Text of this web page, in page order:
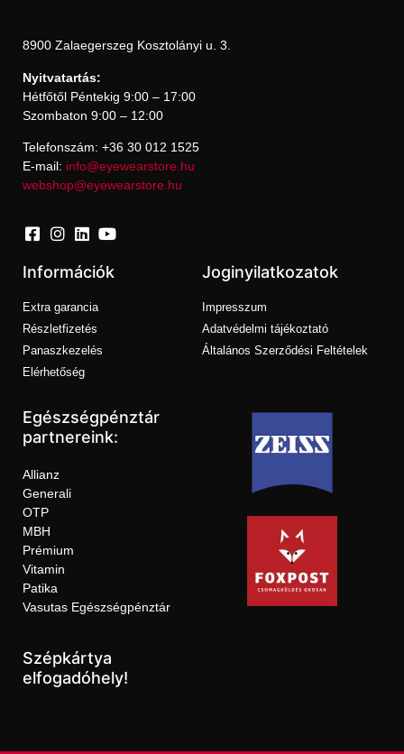
8900 Zalaegerszeg Kosztolányi u. 3.
Nyitvatartás:
Hétfőtől Péntekig 9:00 – 17:00
Szombaton 9:00 – 12:00
Telefonszám: +36 30 012 1525
E-mail: info@eyewearstore.hu
webshop@eyewearstore.hu
Információk
Extra garancia
Részletfizetés
Panaszkezelés
Elérhetőség
Joginyilatkozatok
Impresszum
Adatvédelmi tájékoztató
Általános Szerződési Feltételek
Egészségpénztár
partnereink:
Allianz
Generali
OTP
MBH
Prémium
Vitamin
Patika
Vasutas Egészségpénztár
Szépkártya
elfogadóhely!